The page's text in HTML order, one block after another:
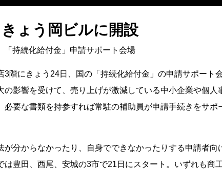
きょう岡ビルに開設
「持続化給付金」申請サポート会場
3階にきょう24日、国の「持続化給付金」の申請サポート
影響を受けて、売り上げが激減している中小企業や個人
要な書類を持参すれば常駐の補助員が申請手続きをサポ
が分からなかったり、自身でできなかったりする申請者向
豊田、西尾、安城の3市で21日にスタート。いずれも商